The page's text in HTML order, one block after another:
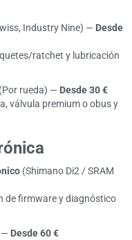
Industry Nine) — Desde
ratchet y lubricación
(Por rueda) — Desde30 €
válvula premium o obus y
(Shimano Di2 / SRAM
de firmware y diagnóstico
— Desde60 €